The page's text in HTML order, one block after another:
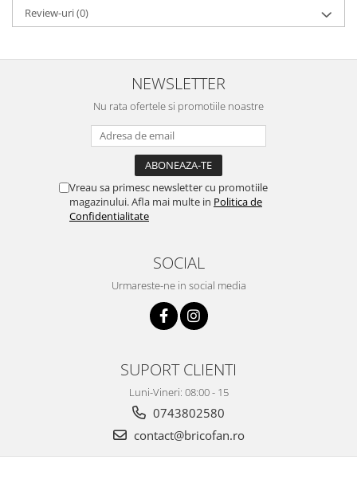
Casute gradina si cutii depozitare
Zdrobitoare si teascuri
Zdrobitoare electrice
Zdrobitoare electrice & manuale
Zdrobitoare manuale
Articole antidaunatori gradina
Suflante si aspiratoare exterior
Unelte manuale de gradina -
Folie si plase pt plante
Masini de maturat manuale
Review-uri(0)
NEWSLETTER
Nu rata ofertele si promotiile noastre
Vreau sa primesc newsletter cu promotiile
magazinului. Afla mai multe in Politica de
Confidentialitate
SOCIAL
Urmareste-ne in social media
SUPORT CLIENTI
Luni-Vineri: 08:00 - 15
0743802580
contact@bricofan.ro